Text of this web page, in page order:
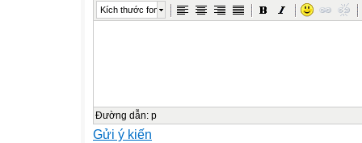
năm sinh" Ngày tháng năm hợp đồng Ngày
7%
Nam Nữ
Kích thước font
Đường dẫn: p
Gửi ý kiến